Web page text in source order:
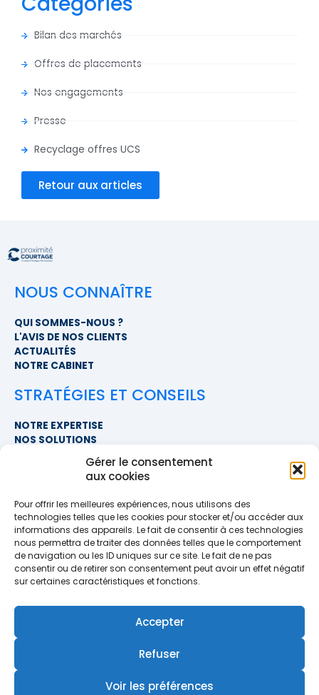
Gérer le consentement
aux cookies
Pour offrir les meilleures expériences, nous utilisons des
technologies telles que les cookies pour stocker et/ou accéder aux
informations des appareils. Le fait de consentir à ces technologies
nous permettra de traiter des données telles que le comportement
de navigation ou les ID uniques sur ce site. Le fait de ne pas
consentir ou de retirer son consentement peut avoir un effet négatif
sur certaines caractéristiques et fonctions.
Accepter
Refuser
Voir les préférences
Bilan des marchés
Offres de placements
Nos engagements
Presse
Recyclage offres UCS
Retour aux articles
NOUS CONNAÎTRE
QUI SOMMES-NOUS ?
L'AVIS DE NOS CLIENTS
ACTUALITÉS
NOTRE CABINET
STRATÉGIES ET CONSEILS
NOTRE EXPERTISE
NOS SOLUTIONS
NOUS CONTACTER
SIÈGE SOCIAL
PROXIMITÉ COURTAGE
678 BOULEVARD DES HUNAUDIÈRES
72230 RUAUDIN
TÉLÉPHONE >> AFFICHER LE NUMÉRO <<
EMAIL
contact@proximite-courtage.fr
Formulaire de contact